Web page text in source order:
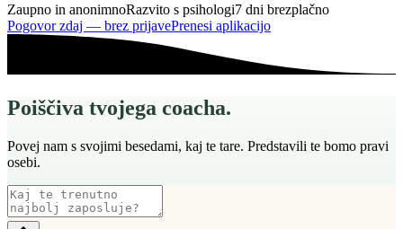
Zaupno in anonimnoRazvito s psihologi7 dni brezplačno
Pogovor zdaj — brez prijavePrenesi aplikacijo
Poiščiva tvojega coacha.
Povej nam s svojimi besedami, kaj te tare. Predstavili te bomo pravi
osebi.